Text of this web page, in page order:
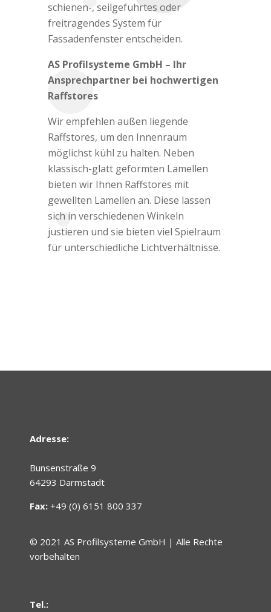
schienen-, seilgeführtes oder
freitragendes System für
Fassadenfenster entscheiden.
AS Profilsysteme GmbH – Ihr
Ansprechpartner bei hochwertigen
Raffstores
Wir empfehlen außen liegende
Raffstores, um den Innenraum
möglichst kühl zu halten. Neben
klassisch-glatt geformten Lamellen
bieten wir Ihnen Raffstores mit
gewellten Lamellen an. Diese lassen
sich in verschiedenen Winkeln
justieren und sie bieten viel Spielraum
für unterschiedliche Lichtverhältnisse.
Adresse:
Bunsenstraße 9
64293 Darmstadt
Fax: +49 (0) 6151 800 337
© 2021 AS Profilsysteme GmbH | Alle Rechte
vorbehalten
Tel.: